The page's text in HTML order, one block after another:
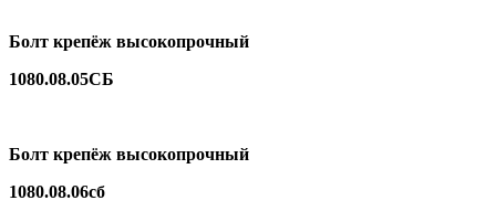
Болт крепёж высокопрочный
1080.08.05СБ
Болт крепёж высокопрочный
1080.08.06сб